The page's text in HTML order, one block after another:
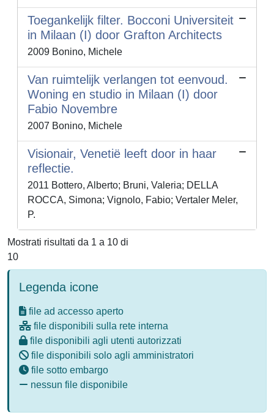
Toegankelijk filter. Bocconi Universiteit
in Milaan (I) door Grafton Architects
2009 Bonino, Michele
Van ruimtelijk verlangen tot eenvoud.
Woning en studio in Milaan (I) door
Fabio Novembre
2007 Bonino, Michele
Visionair, Venetië leeft door in haar
reflectie.
2011 Bottero, Alberto; Bruni, Valeria; DELLA
ROCCA, Simona; Vignolo, Fabio; Vertaler Meler,
P.
Mostrati risultati da 1 a 10 di
10
Legenda icone
file ad accesso aperto
file disponibili sulla rete interna
file disponibili agli utenti autorizzati
file disponibili solo agli amministratori
file sotto embargo
nessun file disponibile